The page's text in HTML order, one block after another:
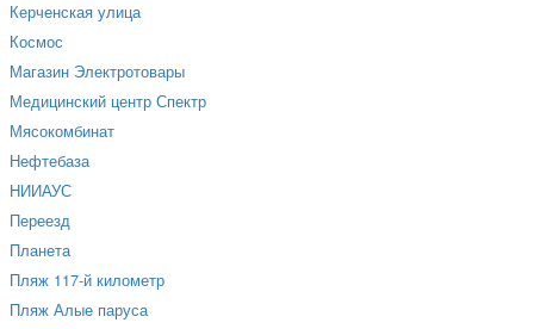
Керченская улица
Космос
Магазин Электротовары
Медицинский центр Спектр
Мясокомбинат
Нефтебаза
НИИАУС
Переезд
Планета
Пляж 117-й километр
Пляж Алые паруса